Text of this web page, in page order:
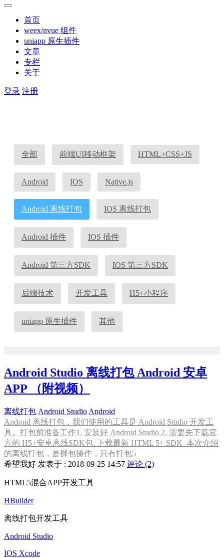
首页
weex/nvue 组件
uniapp 原生插件
文章
专栏
关于
登录 注册
全部 前端UI移动框架 HTML+CSS+JS
Android IOS Native.js
Android 离线打包 IOS 离线打包
Android 插件 IOS 插件
Android 第三方SDK IOS 第三方SDK
后端技术 开发工具 H5+小程序
uniapp 原生插件 其他
Android Studio 离线打包 Android 安卓
APP （附视频）
离线打包 Android Studio Android
Android 离线打包，我们使用的工具是 Android Studio 开发工
具。打包前准备工作1. 安装好 Android Studio 2. 需要先下载官
方的 H5+安卓离线SDK包. 下载最新 HTML 5+ SDK 本次介绍
的离线打包，是裸包操作，只有打包5
希望我好 发表于 : 2018-09-25 14:57 评论 (2)
HTML5混合APP开发工具
HBuilder
离线打包开发工具
Android Studio
IOS Xcode